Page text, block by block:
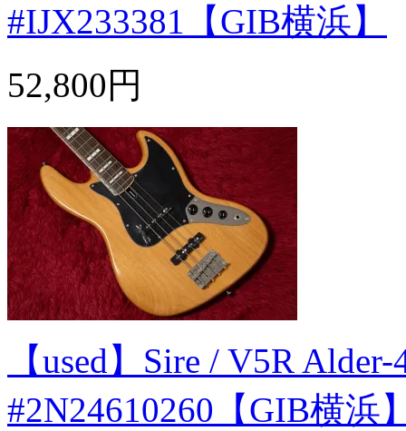
#IJX233381【GIB横浜】
52,800円
【used】Sire / V5R
#2N24610260【GIB横浜